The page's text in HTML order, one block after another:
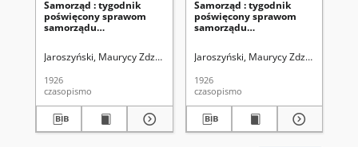
Samorząd : tygodnik
poświęcony sprawom
samorządu
Jaroszyński, Maurycy Zdzisław. Redaktor Zrzeszenie Samorządów
1926
czasopismo
Samorząd : tygodnik
poświęcony sprawom
samorządu
Jaroszyński, Maurycy Zdzisław.
1926
czasopismo